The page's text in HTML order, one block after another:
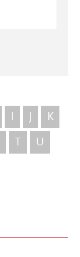
I K
T U